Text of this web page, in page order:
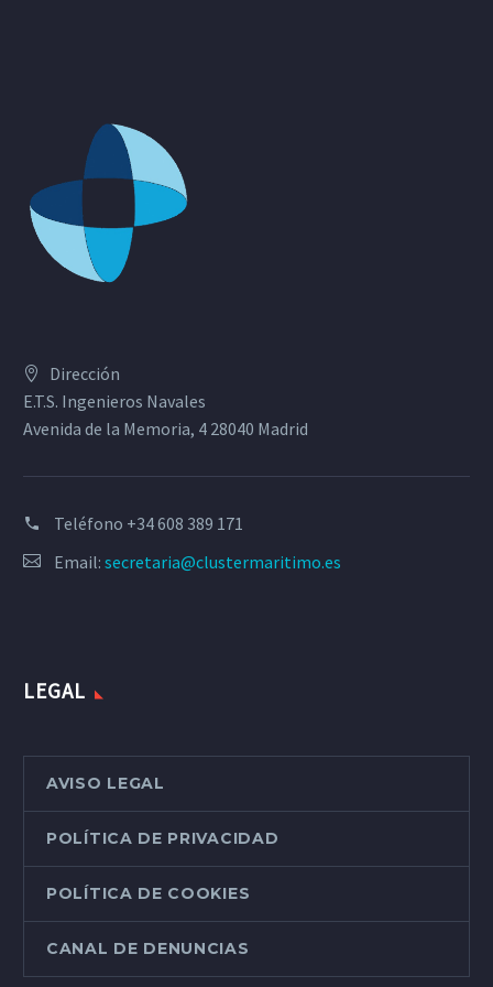
Dirección
E.T.S. Ingenieros Navales
Avenida de la Memoria, 4 28040 Madrid
Teléfono +34 608 389 171
Email: secretaria@clustermaritimo.es
LEGAL
AVISO LEGAL
POLÍTICA DE PRIVACIDAD
POLÍTICA DE COOKIES
CANAL DE DENUNCIAS